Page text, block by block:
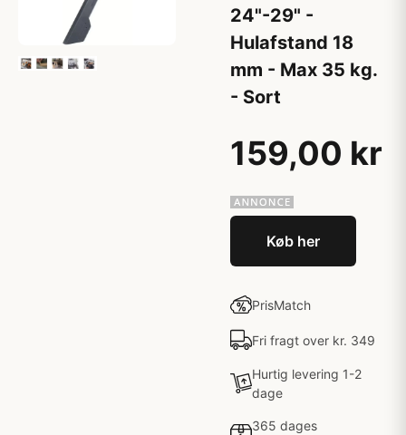
24"-29" -
Hulafstand 18
mm - Max 35 kg.
- Sort
159,00 kr
Køb her
PrisMatch
Fri fragt over kr. 349
Hurtig levering 1-2
dage
365 dages